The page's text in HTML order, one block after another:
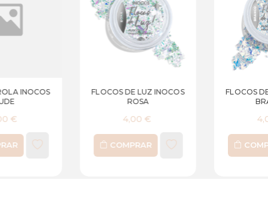
MADREPÉROLA INOCOS
COMPRAR
FLOCOS DE LUZ INOCOS
COMPRAR